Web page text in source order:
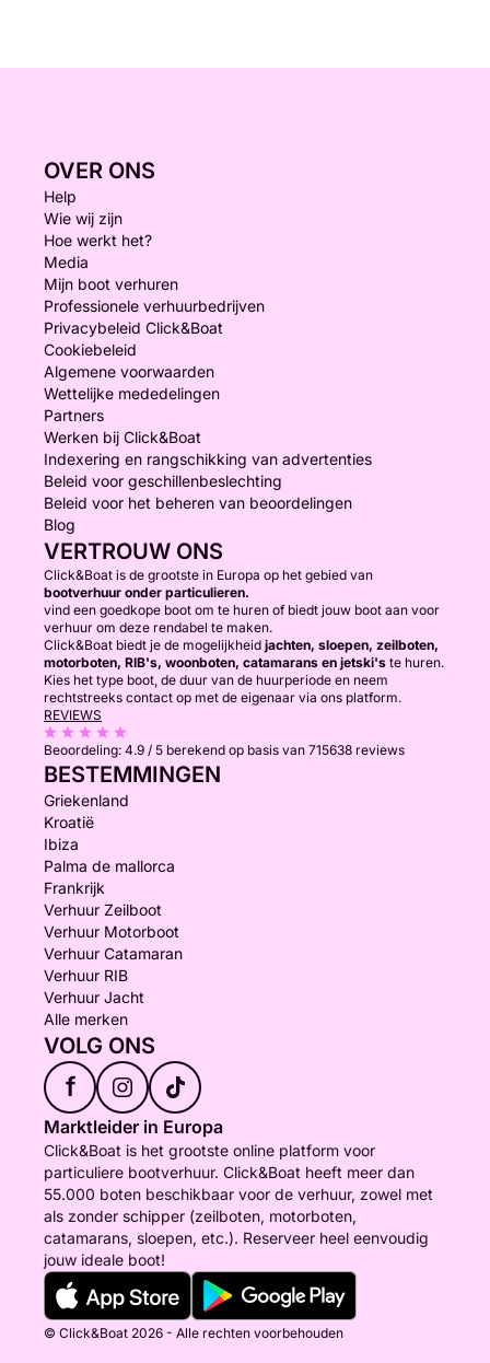
OVER ONS
Help
Wie wij zijn
Hoe werkt het?
Media
Mijn boot verhuren
Professionele verhuurbedrijven
Privacybeleid Click&Boat
Cookiebeleid
Algemene voorwaarden
Wettelijke mededelingen
Partners
Werken bij Click&Boat
Indexering en rangschikking van advertenties
Beleid voor geschillenbeslechting
Beleid voor het beheren van beoordelingen
Blog
VERTROUW ONS
Click&Boat is de grootste in Europa op het gebied van
bootverhuur onder particulieren.
vind een goedkope boot om te huren of biedt jouw boot aan voor
verhuur om deze rendabel te maken.
Click&Boat biedt je de mogelijkheid jachten, sloepen, zeilboten,
motorboten, RIB's, woonboten, catamarans en jetski's te huren.
Kies het type boot, de duur van de huurperiode en neem
rechtstreeks contact op met de eigenaar via ons platform.
REVIEWS
Beoordeling: 4.9 / 5 berekend op basis van 715638 reviews
BESTEMMINGEN
Griekenland
Kroatië
Ibiza
Palma de mallorca
Frankrijk
Verhuur Zeilboot
Verhuur Motorboot
Verhuur Catamaran
Verhuur RIB
Verhuur Jacht
Alle merken
VOLG ONS
f
Marktleider in Europa
Click&Boat is het grootste online platform voor
particuliere bootverhuur. Click&Boat heeft meer dan
55.000 boten beschikbaar voor de verhuur, zowel met
als zonder schipper (zeilboten, motorboten,
catamarans, sloepen, etc.). Reserveer heel eenvoudig
jouw ideale boot!
© Click&Boat 2026 - Alle rechten voorbehouden